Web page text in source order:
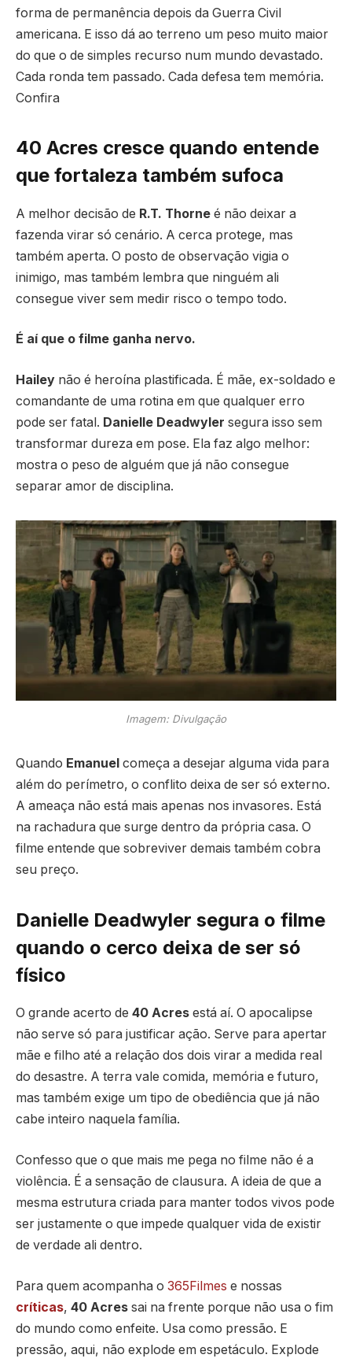
forma de permanência depois da Guerra Civil
americana. E isso dá ao terreno um peso muito maior
do que o de simples recurso num mundo devastado.
Cada ronda tem passado. Cada defesa tem memória.
Confira
40 Acres cresce quando entende
que fortaleza também sufoca
A melhor decisão de R.T. Thorne é não deixar a
fazenda virar só cenário. A cerca protege, mas
também aperta. O posto de observação vigia o
inimigo, mas também lembra que ninguém ali
consegue viver sem medir risco o tempo todo.
É aí que o filme ganha nervo.
Hailey não é heroína plastificada. É mãe, ex-soldado e
comandante de uma rotina em que qualquer erro
pode ser fatal. Danielle Deadwyler segura isso sem
transformar dureza em pose. Ela faz algo melhor:
mostra o peso de alguém que já não consegue
separar amor de disciplina.
Imagem: Divulgação
Quando Emanuel começa a desejar alguma vida para
além do perímetro, o conflito deixa de ser só externo.
A ameaça não está mais apenas nos invasores. Está
na rachadura que surge dentro da própria casa. O
filme entende que sobreviver demais também cobra
seu preço.
Danielle Deadwyler segura o filme
quando o cerco deixa de ser só
físico
O grande acerto de 40 Acres está aí. O apocalipse
não serve só para justificar ação. Serve para apertar
mãe e filho até a relação dos dois virar a medida real
do desastre. A terra vale comida, memória e futuro,
mas também exige um tipo de obediência que já não
cabe inteiro naquela família.
Confesso que o que mais me pega no filme não é a
violência. É a sensação de clausura. A ideia de que a
mesma estrutura criada para manter todos vivos pode
ser justamente o que impede qualquer vida de existir
de verdade ali dentro.
Para quem acompanha o 365Filmes e nossas
críticas, 40 Acres sai na frente porque não usa o fim
do mundo como enfeite. Usa como pressão. E
pressão, aqui, não explode em espetáculo. Explode